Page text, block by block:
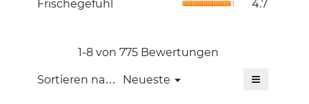
Frischegefühl 4.7
1-8 von 775 Bewertungen
Sortieren nach: Neueste ▼
Menü ≡